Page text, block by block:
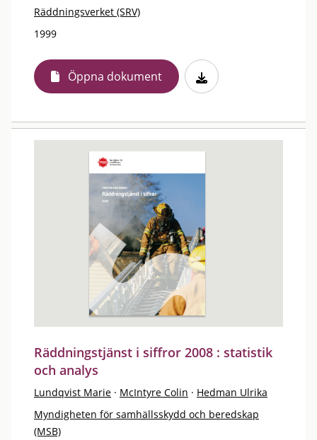
Räddningsverket (SRV)
1999
Öppna dokument
Räddningstjänst i siffror 2008 : statistik
och analys
Lundqvist Marie · McIntyre Colin · Hedman Ulrika
Myndigheten för samhällsskydd och beredskap
(MSB)